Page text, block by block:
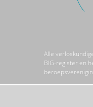
Alle
BIG-register en